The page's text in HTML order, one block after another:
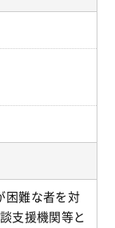
困難な者を対
支援機関等と